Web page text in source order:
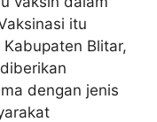
itu
Blitar,
dengan jenis